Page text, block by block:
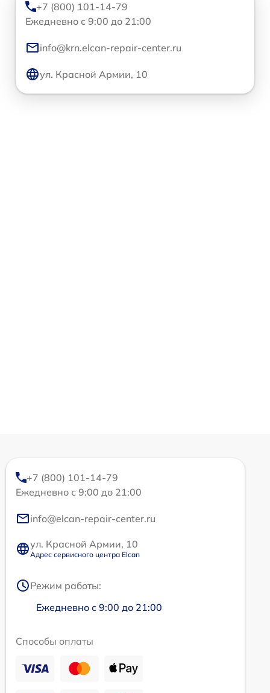
+7 (800) 101-14-79
Ежедневно с 9:00 до 21:00
info@krn.elcan-repair-center.ru
ул. Красной Армии, 10
+7 (800) 101-14-79
Ежедневно с 9:00 до 21:00
info@elcan-repair-center.ru
ул. Красной Армии, 10
Адрес сервисного центра Elcan
Режим работы:
Ежедневно с 9:00 до 21:00
Способы оплаты